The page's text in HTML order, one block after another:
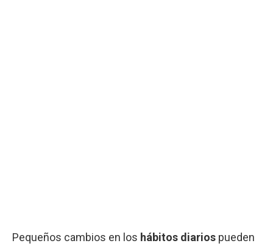
Pequeños cambios en los hábitos diarios pueden